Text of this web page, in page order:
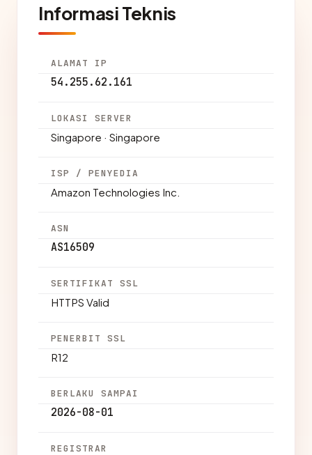
Informasi Teknis
ALAMAT IP
54.255.62.161
LOKASI SERVER
Singapore · Singapore
ISP / PENYEDIA
Amazon Technologies Inc.
ASN
AS16509
SERTIFIKAT SSL
HTTPS Valid
PENERBIT SSL
R12
BERLAKU SAMPAI
2026-08-01
REGISTRAR